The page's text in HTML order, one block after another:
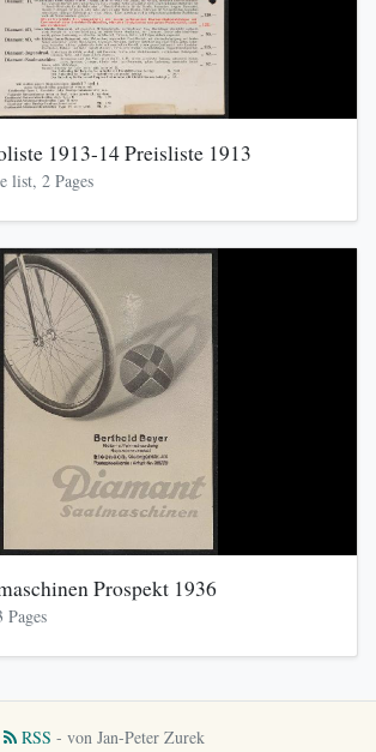
1913-14 Preisliste 1913
list, 2 Pages
Prospekt 1936
RSS - von Jan-Peter Zurek